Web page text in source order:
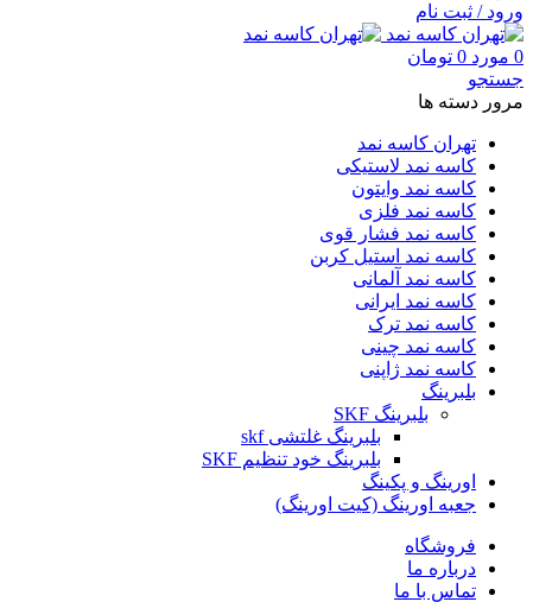
ورود / ثبت نام
0 مورد 0 تومان
جستجو
مرور دسته ها
تهران کاسه نمد
کاسه نمد لاستیکی
کاسه نمد وایتون
کاسه نمد فلزی
کاسه نمد فشار قوی
کاسه نمد استیل کربن
کاسه نمد آلمانی
کاسه نمد ایرانی
کاسه نمد ترک
کاسه نمد چینی
کاسه نمد ژاپنی
بلبرینگ
بلبرینگ SKF
بلبرینگ غلتشی skf
بلبرینگ خود تنظیم SKF
اورینگ و پکینگ
جعبه اورینگ (کیت اورینگ)
فروشگاه
درباره ما
تماس با ما